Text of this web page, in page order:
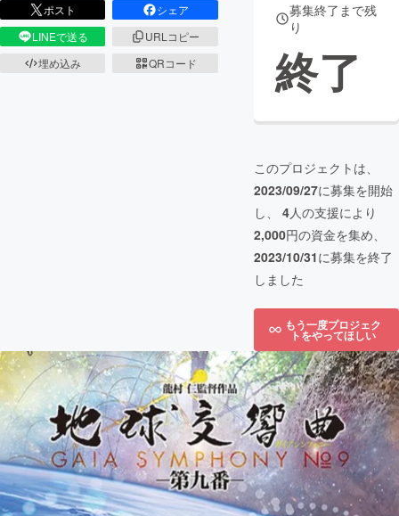
ポスト
シェア
LINEで送る
URLコピー
埋め込み
QRコード
募集終了まで残
り
終了
このプロジェクトは、
2023/09/27に募集を開始
し、 4人の支援により
2,000円の資金を集め、
2023/10/31に募集を終了
しました
もう一度プロジェク
トをやってほしい